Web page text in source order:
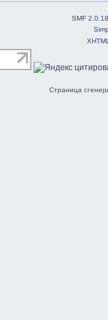
SMF 2.0.18
Страница